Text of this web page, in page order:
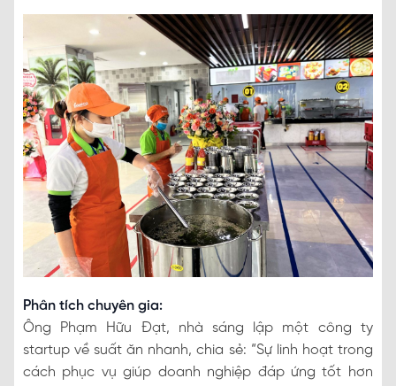
Phân tích chuyên gia:
Ông Phạm Hữu Đạt, nhà sáng lập một công ty
startup về suất ăn nhanh, chia sẻ: “Sự linh hoạt trong
cách phục vụ giúp doanh nghiệp đáp ứng tốt hơn